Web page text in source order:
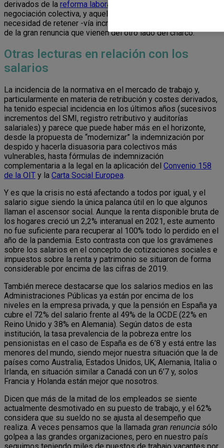
derivados de la reforma laboral
negociación colectiva, y aquellas otras derivadas de la
necesidad de retener -vía incrementos salariales- los truenos
de la gran renuncia que vienen del otro lado del charco.
Otras lecturas en relación con los
salarios
La incidencia de la normativa en el mercado de trabajo y,
particularmente en materia de retribución y costes derivados,
ha tenido especial incidencia en los últimos años (sucesivos
incrementos del SMI, registro retributivo y auditorías
salariales) y parece que puede haber más en el horizonte,
desde la propuesta de “modernizar” la indemnización por
despido y hacerla disuasoria para colectivos más
vulnerables, hasta fórmulas de indemnización
complementaria a la legal en la aplicación del Convenio 158
de la OIT y la Carta Social Europea.
Y es que la crisis no está afectando a todos por igual, y el
salario sigue siendo la única palanca útil en lo que algunos
llaman el ascensor social. Aunque la renta disponible bruta de
los hogares creció un 2,2% interanual en 2021, este aumento
no fue suficiente para recuperar al 100% todo lo perdido en el
año de la pandemia. Esto contrasta con que los gravámenes
sobre los salarios en el concepto de cotizaciones sociales e
impuestos sobre la renta y patrimonio se situaron de forma
considerable por encima de las cifras de 2019.
También merece destacarse que los salarios medios en las
Administraciones Públicas ya están por encima de los
niveles en la empresa privada, y que la pensión en España ya
cubre el 72% del salario frente al 49% de la OCDE (22% en
Reino Unido y 38% en Alemania). Según datos de esta
institución, la tasa prevalencia de la pobreza entre los
pensionistas en el caso de España es de 6’8 y está entre las
menores del mundo, siendo mejor nuestra situación que la de
países como Australia, Estados Unidos, UK, Alemania, Italia o
Irlanda, en situación similar a Canadá con un 6’7 y, solos
Francia y Holanda están mejor que nosotros.
Dicen que más de la mitad de los empleados se siente
actualmente desmotivado en su puesto de trabajo, y el 62%
considera que su sueldo no se ajusta al desempeño que
realiza. A veces pensamos que la llamada gran renuncia sólo
golpea a las grandes organizaciones, pero en nuestro país